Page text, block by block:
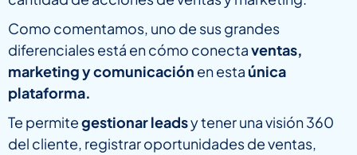
Como comentamos, uno de sus grandes
diferenciales está en cómo conectaventas,
marketing y comunicación en estaúnica
plataforma.
Te permitegestionar leadsy tener una visión 360
del cliente, registrar oportunidades de ventas,